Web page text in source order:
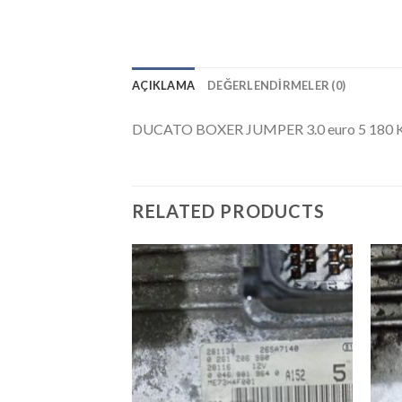
AÇIKLAMA DEĞERLENDIRMELER (0)
DUCATO BOXER JUMPER 3.0 euro 5
RELATED PRODUCTS
İstek
Listeme